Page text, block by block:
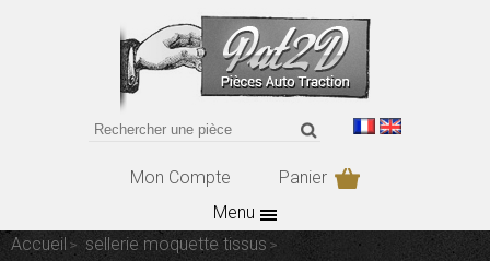
Mon Compte
Panier
Menu
Accueil
sellerie moquette tissus